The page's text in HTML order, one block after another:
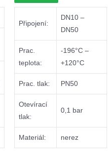
Připojení:
DN10 –
DN50
Prac.
teplota:
-196°C –
+120°C
Prac. tlak: PN50
Otevírací
tlak:
0,1 bar
Materiál: nerez